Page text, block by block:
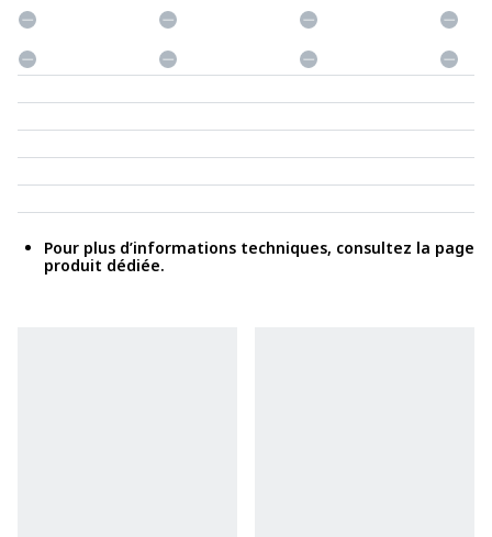
Pour plus d’informations techniques, consultez la page
produit dédiée.